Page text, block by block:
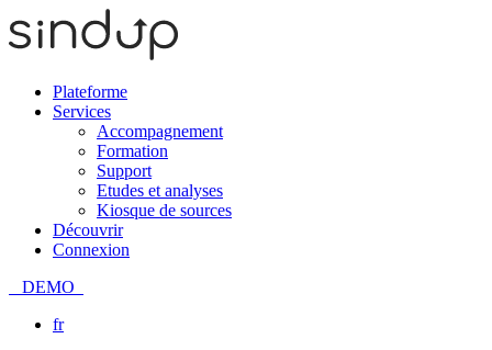
Plateforme
Services
Accompagnement
Formation
Support
Etudes et analyses
Kiosque de sources
Découvrir
Connexion
DEMO
fr